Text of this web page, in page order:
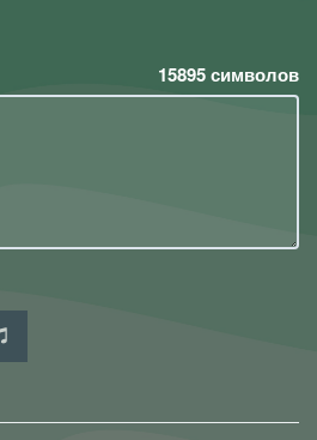
15895символов